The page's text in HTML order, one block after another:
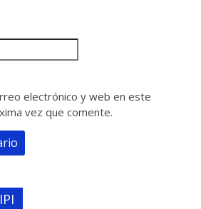
electrónico y web en este
vez que comente.